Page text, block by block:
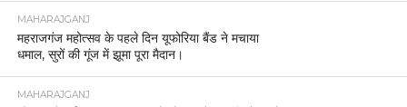
MAHARAJGANJ
महराजगंज महोत्सव के पहले दिन यूफोरिया बैंड ने मचाया
धमाल, सुरों की गूंज में झूमा पूरा मैदान।
MAHARAJGANJ